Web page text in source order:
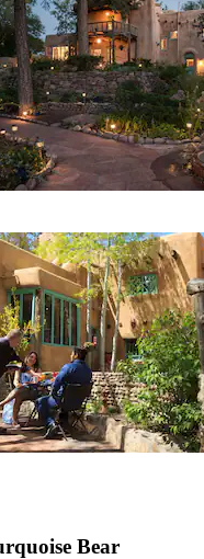
Bear